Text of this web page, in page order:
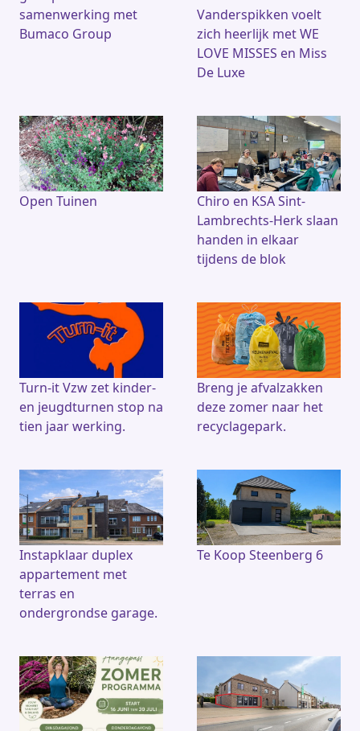
samenwerking met
Bumaco Group
Vanderspikken voelt
zich heerlijk met WE
LOVE MISSES en Miss
De Luxe
Open Tuinen
Chiro en KSA Sint-
Lambrechts-Herk slaan
handen in elkaar
tijdens de blok
Turn-it Vzw zet kinder-
en jeugdturnen stop na
tien jaar werking.
Breng je afvalzakken
deze zomer naar het
recyclagepark.
Instapklaar duplex
appartement met
terras en
ondergrondse garage.
Te Koop Steenberg 6